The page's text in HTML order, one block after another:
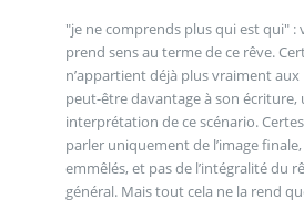
"je ne comprends plus qui est qui" :
prend sens au terme de ce rêve.
n’appartient déjà plus vraiment aux
peut-être davantage à son écriture,
interprétation de ce scénario.
parler uniquement de l’image
emmêlés, et pas de l’intégralité du
général. Mais tout cela ne la rend